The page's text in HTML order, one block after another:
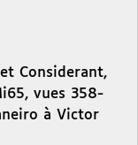
Considerant,
vues 358-
à Victor